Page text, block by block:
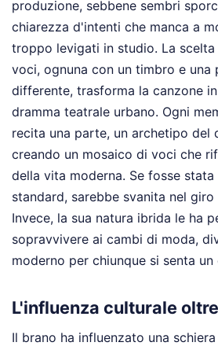
produzione, sebbene sembri
chiarezza d'intenti che manca a
troppo levigati in studio. La
voci, ognuna con un timbro e una
differente, trasforma la canzone
dramma teatrale urbano. Ogni
recita una parte, un archetipo del
creando un mosaico di voci che
della vita moderna. Se fosse
standard, sarebbe svanita nel
Invece, la sua natura ibrida le ha
sopravvivere ai cambi di moda,
moderno per chiunque si senta un
L'influenza culturale
Il brano ha influenzato una